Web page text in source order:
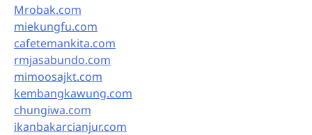
Mrobak.com
miekungfu.com
cafetemankita.com
rmjasabundo.com
mimoosajkt.com
kembangkawung.com
chungiwa.com
ikanbakarcianjur.com